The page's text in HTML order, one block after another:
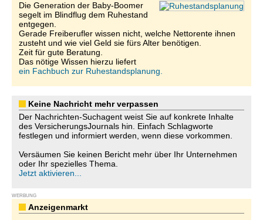
Die Generation der Baby-Boomer
segelt im Blindflug dem Ruhestand
entgegen.
Gerade Freiberufler wissen nicht, welche Nettorente ihnen
zusteht und wie viel Geld sie fürs Alter benötigen.
Zeit für gute Beratung.
Das nötige Wissen hierzu liefert
ein Fachbuch zur Ruhestandsplanung.
Keine Nachricht mehr verpassen
Der Nachrichten-Suchagent weist Sie auf konkrete Inhalte
des VersicherungsJournals hin. Einfach Schlagworte
festlegen und informiert werden, wenn diese vorkommen.
Versäumen Sie keinen Bericht mehr über Ihr Unternehmen
oder Ihr spezielles Thema.
Jetzt aktivieren...
WERBUNG
Anzeigenmarkt